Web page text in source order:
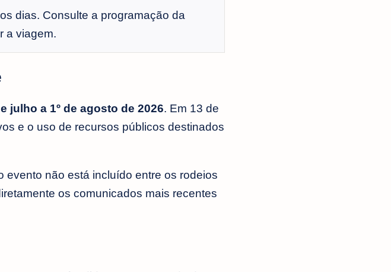
dias. Consulte a programação da
a viagem.
julho a 1º de agosto de 2026. Em 13 de
e o uso de recursos públicos destinados
evento não está incluído entre os rodeios
os comunicados mais recentes